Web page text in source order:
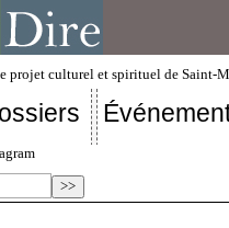
projet culturel et spirituel de Saint-